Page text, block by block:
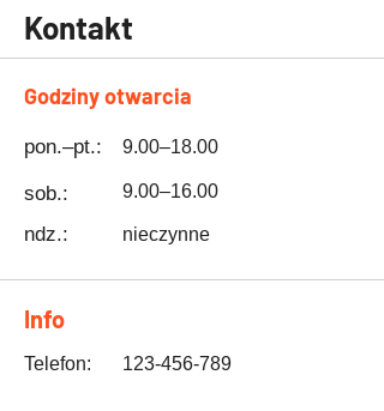
Kontakt
Godziny otwarcia
pon.–pt.: 9.00–18.00
sob.: 9.00–16.00
ndz.: nieczynne
Info
Telefon: 123-456-789